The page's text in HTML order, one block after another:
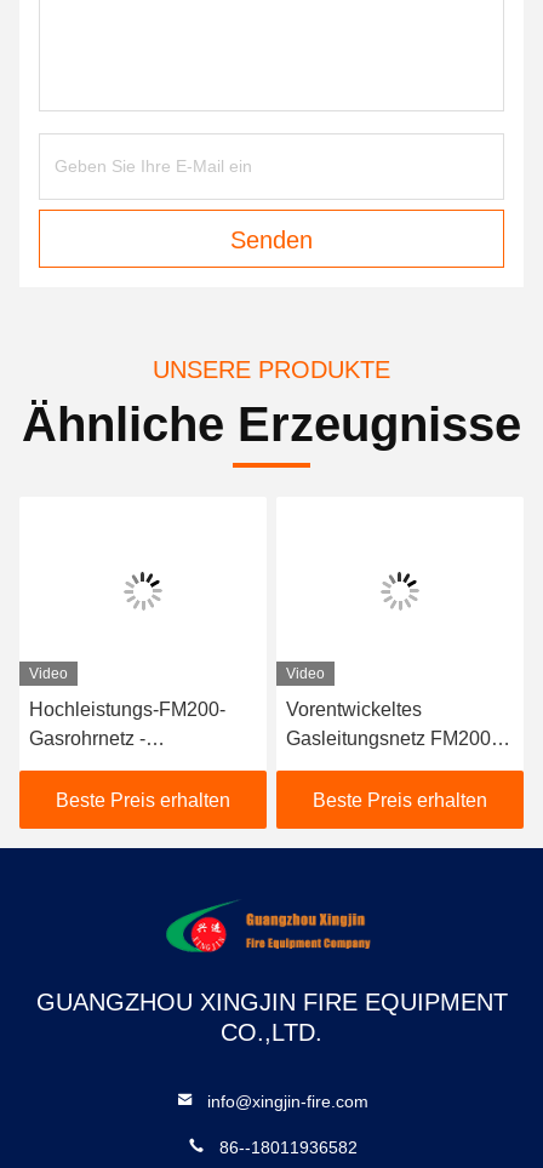
Senden
UNSERE PRODUKTE
Ähnliche Erzeugnisse
Video
Hochleistungs-FM200-
Gasrohrnetz -
Professionelle
Feuerlöschanlage
Beste Preis erhalten
Video
Vorentwickeltes
Gasleitungsnetz FM200 -
Zuverlässiges
Inertgassystem für
Kraftwerke
Beste Preis erhalten
GUANGZHOU XINGJIN FIRE EQUIPMENT
CO.,LTD.
info@xingjin-fire.com
86--18011936582